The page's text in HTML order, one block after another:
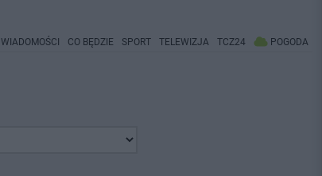
WIADOMOŚCI CO BĘDZIE SPORT TELEWIZJA TCZ24 POGODA